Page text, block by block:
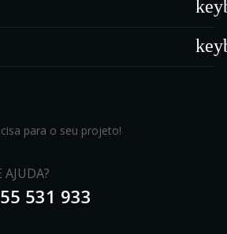
para o seu projeto!
AJUDA?
531 933